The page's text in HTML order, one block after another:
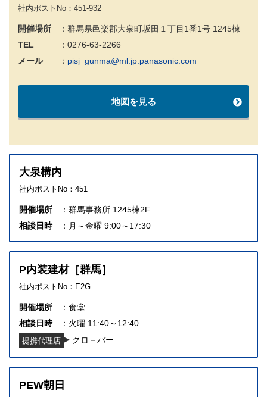
社内ポストNo：451-932
開催場所
群馬県邑楽郡大泉町坂田１丁目1番1号 1245棟
TEL
0276-63-2266
メール
pisj_gunma@ml.jp.panasonic.com
地図を見る
大泉構内
社内ポストNo：451
開催場所
群馬事務所 1245棟2F
相談日時
月～金曜 9:00～17:30
P内装建材［群馬］
社内ポストNo：E2G
開催場所
食堂
相談日時
火曜 11:40～12:40
提携代理店 クロ－バー
PEW朝日